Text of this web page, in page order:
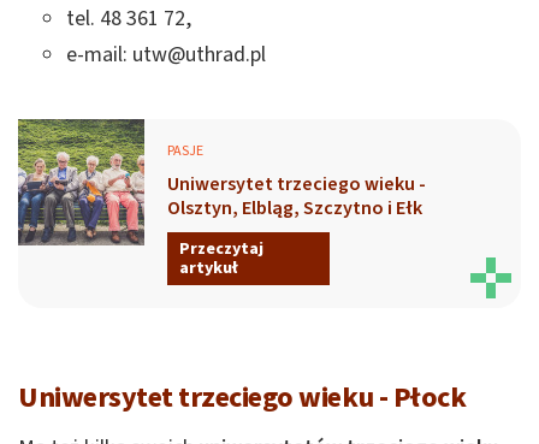
tel. 48 361 72,
e-mail: utw@uthrad.pl
PASJE
Uniwersytet trzeciego wieku -
Olsztyn, Elbląg, Szczytno i Ełk
Przeczytaj
artykuł
Uniwersytet trzeciego wieku - Płock